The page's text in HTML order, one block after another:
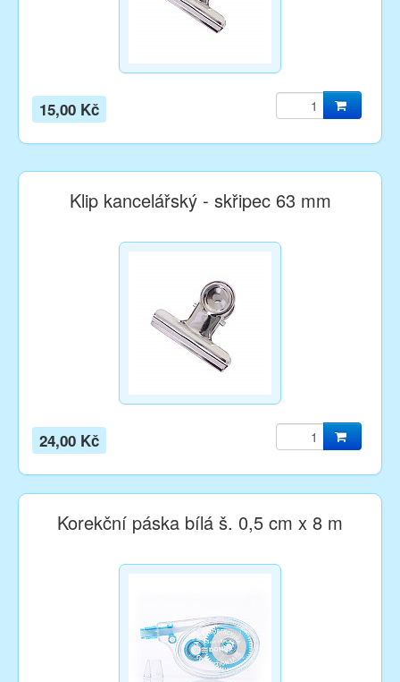
15,00 Kč
Klip kancelářský - skřipec 63 mm
24,00 Kč
Korekční páska bílá š. 0,5 cm x 8 m